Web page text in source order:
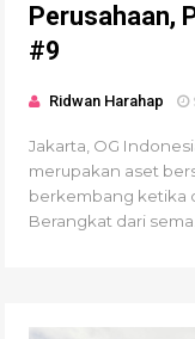
Perusahaan,
#9
Ridwan Harahap
Jakarta, OG
merupakan aset
berkembang ketika
Berangkat dari sema...